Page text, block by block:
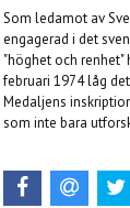
Som ledamot av
engagerad i det
"höghet och renhet"
februari 1974 låg
Medaljens
som inte bara